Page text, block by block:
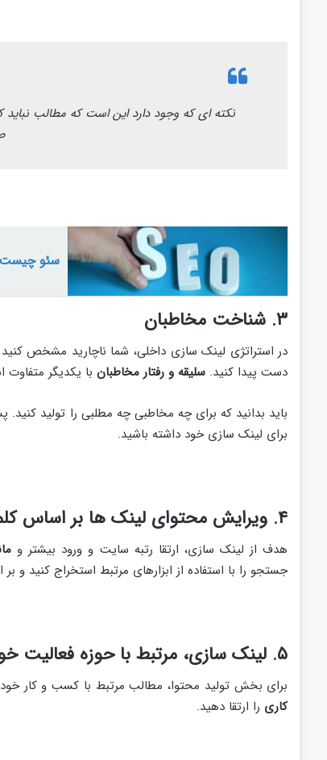
نکته ای که وجود دارد این است که مطالب نباید
سئو
۳. شناخت مخاطبان
در استراتژی لینک سازی داخلی، شما ناچارید مشخص
دست پیدا کنید. سلیقه و رفتار مخاطبانبا یکدیگر
باید بدانید که برای چه مخاطبی چه مطلبی را تولید
برای لینک سازی خود داشته باشید.
۴. ویرایش محتوای لینک ها بر اساس
هدف از لینک سازی، ارتقا رتبه سایت و ورود بیشتر و
جستجو را با استفاده از ابزارهای مرتبط استخراج کنید
۵. لینک سازی، مرتبط با حوزه فعالیت خود
برای بخش تولید محتوا، مطالب مرتبط با کسب و کار
کاری را ارتقا دهید.